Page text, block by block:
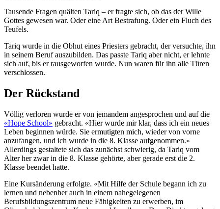
Tausende Fragen quälten Tariq – er fragte sich, ob das der Wille
Gottes gewesen war. Oder eine Art Bestrafung. Oder ein Fluch des
Teufels.
Tariq wurde in die Obhut eines Priesters gebracht, der versuchte, ihn
in seinem Beruf auszubilden. Das passte Tariq aber nicht, er lehnte
sich auf, bis er rausgeworfen wurde. Nun waren für ihn alle Türen
verschlossen.
Der Rückstand
Völlig verloren wurde er von jemandem angesprochen und auf die
«Hope School» gebracht. «Hier wurde mir klar, dass ich ein neues
Leben beginnen würde. Sie ermutigten mich, wieder von vorne
anzufangen, und ich wurde in die 8. Klasse aufgenommen.»
Allerdings gestaltete sich das zunächst schwierig, da Tariq vom
Alter her zwar in die 8. Klasse gehörte, aber gerade erst die 2.
Klasse beendet hatte.
Eine Kursänderung erfolgte. «Mit Hilfe der Schule begann ich zu
lernen und nebenher auch in einem nahegelegenen
Berufsbildungszentrum neue Fähigkeiten zu erwerben, im